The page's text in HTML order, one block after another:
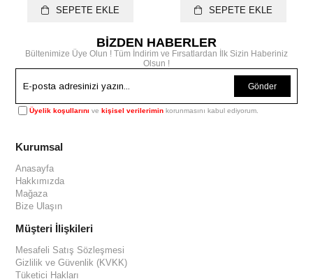
SEPETE EKLE
SEPETE EKLE
BİZDEN HABERLER
Bültenimize Üye Olun ! Tüm İndirim ve Fırsatlardan İlk Sizin Haberiniz
Olsun !
Gönder
Üyelik koşullarını vekişisel verilerimin korunmasını kabul ediyorum.
Kurumsal
Anasayfa
Hakkımızda
Mağaza
Bize Ulaşın
Müşteri İlişkileri
Mesafeli Satış Sözleşmesi
Gizlilik ve Güvenlik (KVKK)
Tüketici Hakları